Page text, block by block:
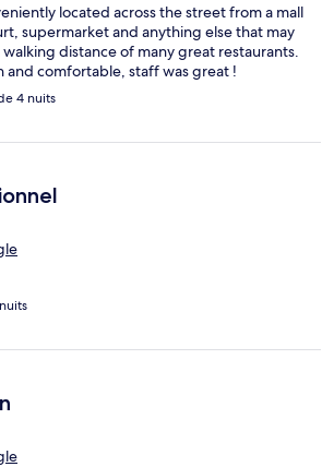
located across the street from a mall
supermarket and anything else that may
distance of many great restaurants.
and comfortable, staff was great !
4 nuits